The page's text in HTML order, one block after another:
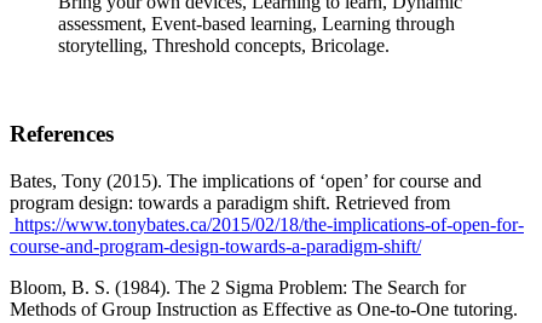
assessment, Event-based learning, Learning through
storytelling, Threshold concepts, Bricolage.
References
Bates, Tony (2015). The implications of ‘open’ for course and
program design: towards a paradigm shift. Retrieved from
https://www.tonybates.ca/2015/02/18/the-implications-of-open-for-
course-and-program-design-towards-a-paradigm-shift/
Bloom, B. S. (1984). The 2 Sigma Problem: The Search for
Methods of Group Instruction as Effective as One-to-One tutoring.